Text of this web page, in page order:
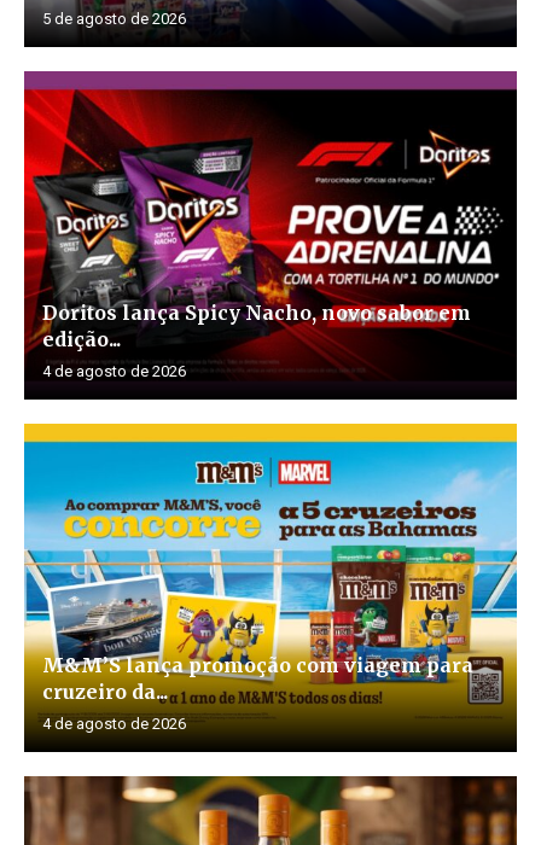
5 de agosto de 2026
Doritos lança Spicy Nacho, novo sabor em
edição...
4 de agosto de 2026
M&M’S lança promoção com viagem para
cruzeiro da...
4 de agosto de 2026